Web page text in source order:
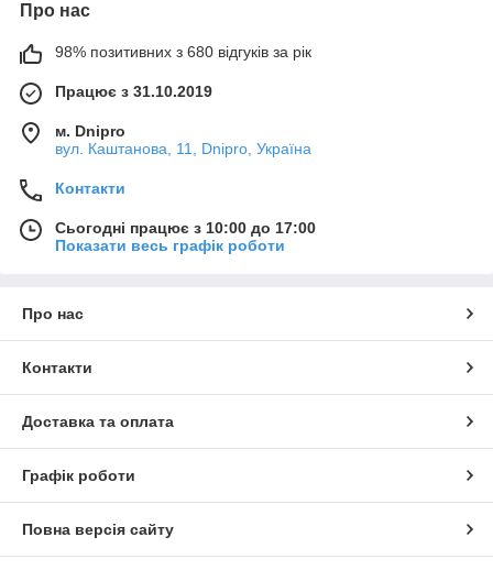
Про нас
98% позитивних з 680 відгуків за рік
Працює з 31.10.2019
м. Dnipro
вул. Каштанова, 11, Dnipro, Україна
Контакти
Сьогодні працює з 10:00 до 17:00
Показати весь графік роботи
Про нас
Контакти
Доставка та оплата
Графік роботи
Повна версія сайту